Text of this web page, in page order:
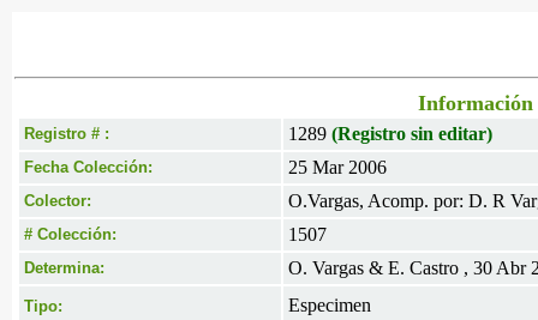
Información
Registro # : 1289 (Registro sin editar)
Fecha Colección: 25 Mar 2006
Colector: O.Vargas, Acomp. por: D. R
# Colección: 1507
Determina: O. Vargas & E. Castro , 30 Abr
Tipo: Especimen